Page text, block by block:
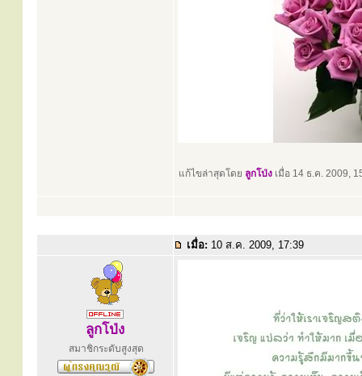
แก้ไขล่าสุดโดย ลูกโป่ง เมื่อ 14 ธ.ค. 2009,
เมื่อ: 10 ส.ค. 2009, 17:39
ลูกโป่ง
สมาชิกระดับสูงสุด